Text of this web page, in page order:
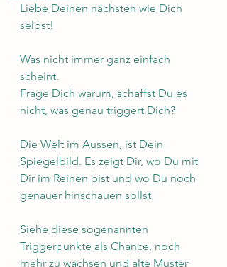
Liebe Deinen nächsten wie Dich
selbst!
Was nicht immer ganz einfach
scheint.
Frage Dich warum, schaffst Du es
nicht, was genau triggert Dich?
Die Welt im Aussen, ist Dein
Spiegelbild. Es zeigt Dir, wo Du mit
Dir im Reinen bist und wo Du noch
genauer hinschauen sollst.
Siehe diese sogenannten
Triggerpunkte als Chance, noch
mehr zu wachsen und alte Muster